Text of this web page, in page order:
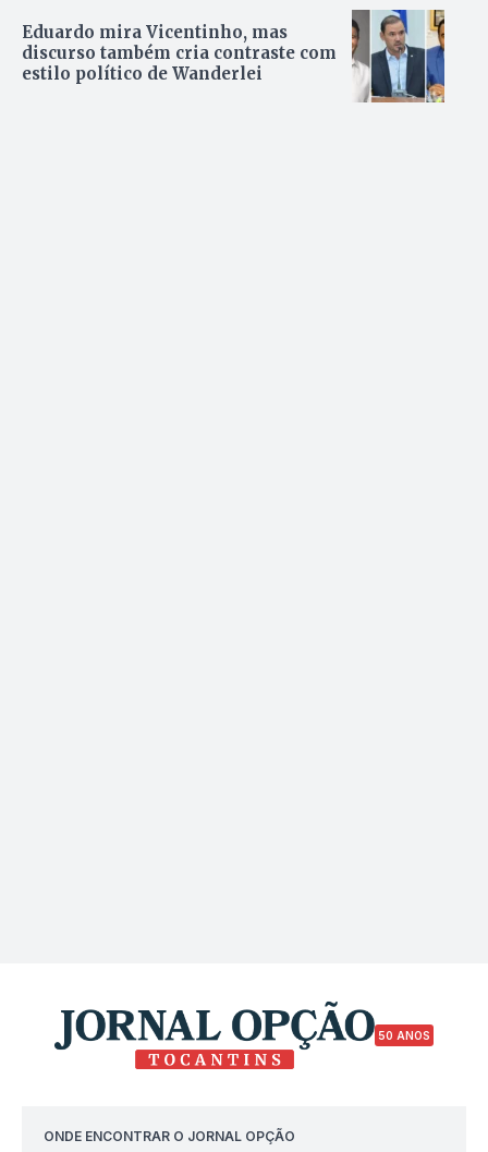
Eduardo mira Vicentinho, mas
discurso também cria contraste com
estilo político de Wanderlei
50 ANOS
ONDE ENCONTRAR O JORNAL OPÇÃO